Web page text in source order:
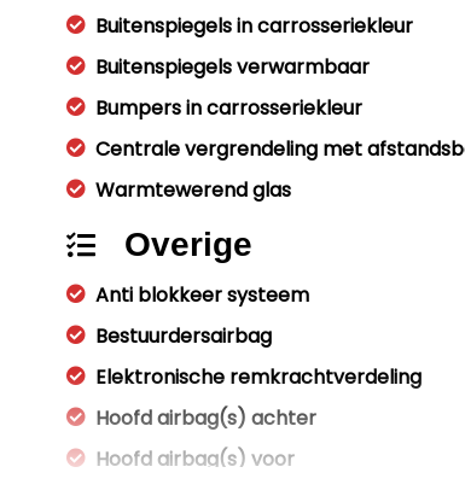
Buitenspiegels in carrosseriekleur
Buitenspiegels verwarmbaar
Bumpers in carrosseriekleur
Centrale vergrendeling met
Warmtewerend glas
Overige
Anti blokkeer systeem
Bestuurdersairbag
Elektronische remkrachtverdeling
Hoofd airbag(s) achter
Hoofd airbag(s) voor